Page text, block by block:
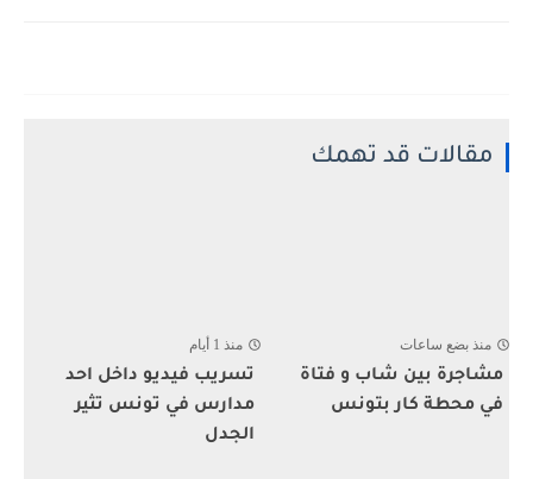
مقالات قد تهمك
منذ بضع ساعات
مشاجرة بين شاب و فتاة
في محطة كار بتونس
منذ 1 أيام
تسريب فيديو داخل احد
مدارس في تونس تثير
الجدل